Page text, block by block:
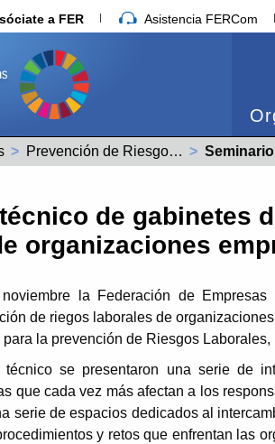
a FER Asistencia FERCom
Prevención de Riesgos Laborales Actual:
Seminario técnico
de gabinetes
organizaciones
la Federación de
de riegos laborales de
la prevención de Riesgos
se presentaron una serie de
que cada vez más afectan a los
serie de espacios dedicados al
y retos que enfrentan las